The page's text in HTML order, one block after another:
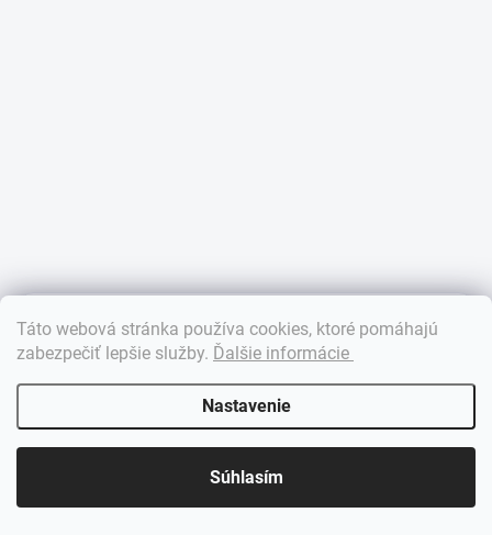
Táto webová stránka používa cookies, ktoré pomáhajú
zabezpečiť lepšie služby. Ďalšie informácie
Nastavenie
Súhlasím
Dobrý deň! 👋 Pomôžem vám nájsť správny diel. Napíšte mi.